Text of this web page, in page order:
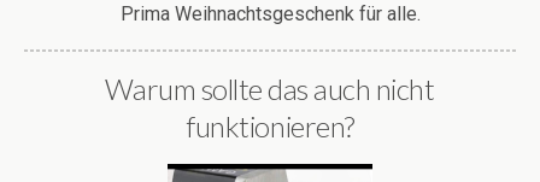
Prima Weihnachtsgeschenk für alle.
Warum sollte das auch nicht
funktionieren?